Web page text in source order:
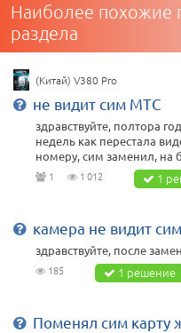
Наиболее похожие
раздела
(Китай) V380 Pro
не видит сим МТС
здравствуйте, полтора
недель как перестала
номеру, сим заменил, на
1 1 012 1
камера не видит
здравствуйте, после
185 1 решение
Поменял сим карту